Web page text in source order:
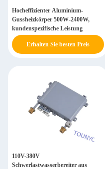
Hocheffizienter Aluminium-
Gussheizkörper 500W-2400W,
kundenspezifische Leistung
Erhalten Sie besten Preis
110V-380V
Schwerlastwasserbereiter aus